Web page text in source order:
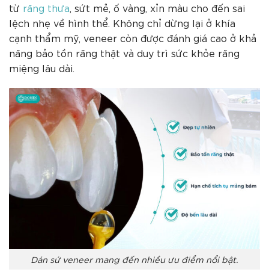
từ răng thưa, sứt mẻ, ố vàng, xỉn màu cho đến sai
lệch nhẹ về hình thể. Không chỉ dừng lại ở khía
cạnh thẩm mỹ, veneer còn được đánh giá cao ở khả
năng bảo tồn răng thật và duy trì sức khỏe răng
miệng lâu dài.
Dán sứ veneer mang đến nhiều ưu điểm nổi bật.